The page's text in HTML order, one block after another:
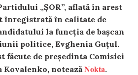
„ȘOR”, aflată în arest
înregistrată în calitate de
la funcția de bașcan
politice, Evghenia Guțul.
făcute de președinta Comisiei
Kovalenko, noteazăNokta.